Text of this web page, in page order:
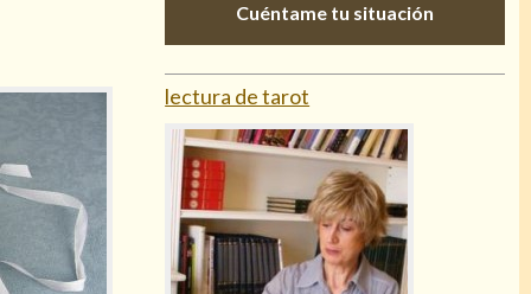
Cuéntame tu situación
lectura de tarot